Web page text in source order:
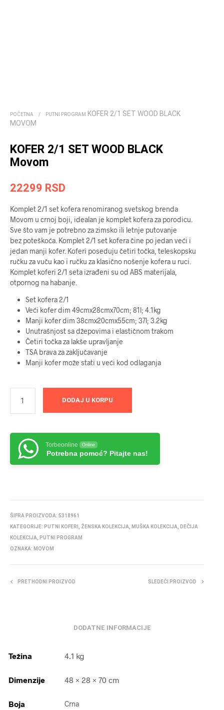
POČETNA / PUTNI PROGRAM
KOFER 2/1 SET WOOD BLACK
MOVOM
KOFER 2/1 SET WOOD BLACK
Movom
22299 RSD
Komplet 2/1 set kofera renomiranog svetskog brenda
Movom u crnoj boji, idealan je komplet kofera za porodicu.
Sve što vam je potrebno za zimsko ili letnje putovanje
bez poteškoća. Komplet 2/1 set kofera čine po jedan veći i
jedan manji kofer. Koferi poseduju četiri točka, teleskopsku
ručku za vuču kao i ručku za klasično nošenje kofera u ruci.
Komplet koferi 2/1 seta izrađeni su od ABS materijala,
otpornog na habanje.
Set kofera 2/1
Veći kofer dim 49cmx28cmx70cm; 81l; 4.1kg
Manji kofer dim 38cmx20cmx55cm; 37l; 3.2kg
Unutrašnjost sa džepovima i elastičnom trakom
Četiri točka za lakše upravljanje
TSA brava za zaključavanje
Manji kofer može stati u veći kod odlaganja
DODAJ U KORPU
Torbeonline Online
Potrebna pomoć? Pitajte nas!
ŠIFRA PROIZVODA: 5318961
KATEGORIJE: PUTNI KOFERI ŽENSKA KOLEKCIJA MUŠKA KOLEKCIJA
DEČIJA
KOLEKCIJA
PUTNI PROGRAM
OZNAKA: MOVOM
PRETHODNI PROIZVOD SLEDEĆI PROIZVOD
DODATNE INFORMACIJE
Težina 4.1 kg
Dimenzije 48 × 28 × 70 cm
Boja Crna